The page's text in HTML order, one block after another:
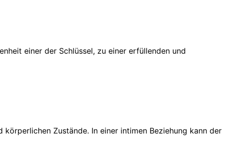
einer der Schlüssel, zu einer erfüllenden und
Zustände. In einer intimen Beziehung kann der